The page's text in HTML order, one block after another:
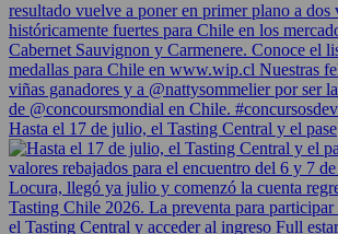
Hasta el 17 de julio, el Tasting Central y el pase